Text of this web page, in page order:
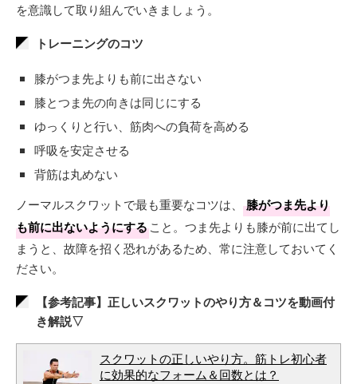
を意識して取り組んでいきましょう。
トレーニングのコツ
膝がつま先よりも前に出さない
膝とつま先の向きは同じにする
ゆっくりと行い、筋肉への負荷を高める
呼吸を安定させる
背筋は丸めない
ノーマルスクワットで最も重要なコツは、
膝がつま先より
も前に出ないようにすること。つま先よりも膝が前に出てし
まうと、故障を招く恐れがあるため、常に注意しておいてく
ださい。
【参考記事】正しいスクワットのやり方＆コツを動画付
き解説▽
スクワットの正しいやり方。筋トレ初心者
に効果的なフォーム＆回数とは？